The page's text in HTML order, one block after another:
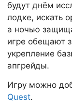
будут днём
лодке, искать
а ночью
игре обещают
укрепление
апгрейды.
Игру можно
Quest.